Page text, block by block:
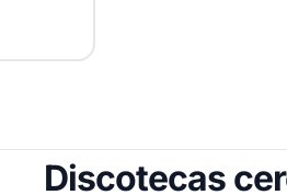
Discotecas